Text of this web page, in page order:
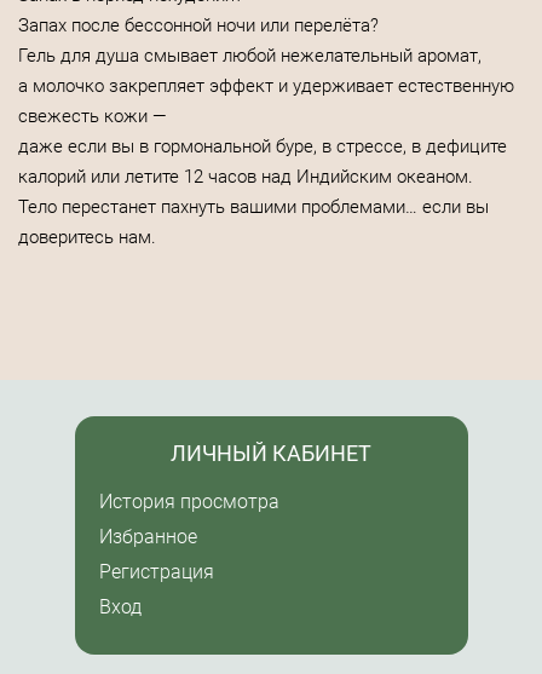
Запах после бессонной ночи или перелёта?
Гель для душа смывает любой нежелательный аромат,
а молочко закрепляет эффект и удерживает естественную
свежесть кожи —
даже если вы в гормональной буре, в стрессе, в дефиците
калорий или летите 12 часов над Индийским океаном.
Тело перестанет пахнуть вашими проблемами… если вы
доверитесь нам.
ЛИЧНЫЙ КАБИНЕТ
История просмотра
Избранное
Регистрация
Вход